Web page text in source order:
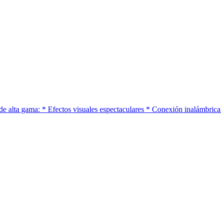
alta gama: * Efectos visuales espectaculares * Conexión